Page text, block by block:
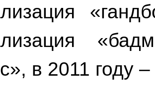
в 2011 году